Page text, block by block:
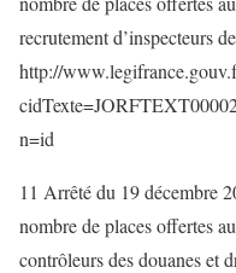
recrutement d’inspecteurs
http://
n=id
11 Arrêté du 19 décembre
nombre de places offertes
contrôleurs des douanes et